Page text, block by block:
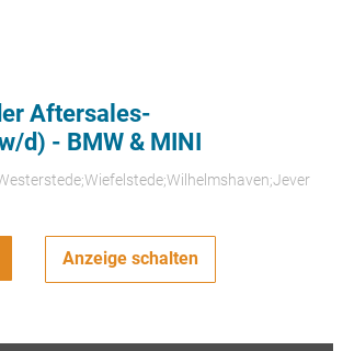
Aftersales-
d) - BMW & MINI
Anzeige schalten